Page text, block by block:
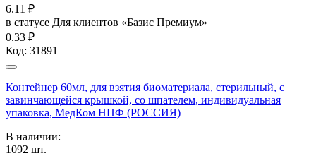
6.11 ₽
в статусе Для клиентов «Базис Премиум»
0.33 ₽
Код: 31891
Контейнер 60мл, для взятия биоматериала, стерильный, с
завинчающейся крышкой, со шпателем, индивидуальная
упаковка, МедКом НПФ (РОССИЯ)
В наличии:
1092 шт.